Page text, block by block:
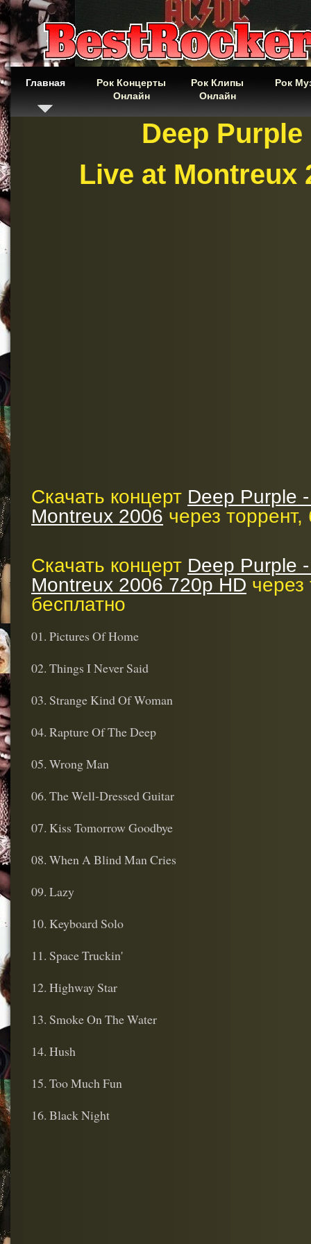
Главная
Рок Концерты
Онлайн
Рок Клипы
Онлайн
Рок
Deep Purple
Live at Montreux
Скачать концерт Deep Purple
Montreux 2006 через торрент,
Скачать концерт Deep Purple
Montreux 2006 720p HD через
бесплатно
01. Pictures Of Home
02. Things I Never Said
03. Strange Kind Of Woman
04. Rapture Of The Deep
05. Wrong Man
06. The Well-Dressed Guitar
07. Kiss Tomorrow Goodbye
08. When A Blind Man Cries
09. Lazy
10. Keyboard Solo
11. Space Truckin'
12. Highway Star
13. Smoke On The Water
14. Hush
15. Too Much Fun
16. Black Night